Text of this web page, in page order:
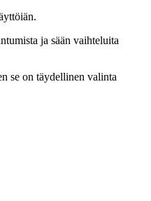
ja sään vaihteluita
se on täydellinen valinta